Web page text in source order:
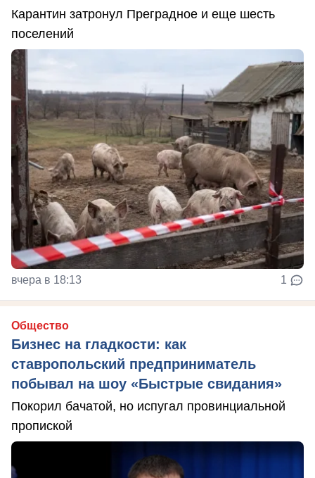
Карантин затронул Преградное и еще шесть
поселений
вчера в 18:13 1
Общество
Бизнес на гладкости: как
ставропольский предприниматель
побывал на шоу «Быстрые свидания»
Покорил бачатой, но испугал провинциальной
пропиской